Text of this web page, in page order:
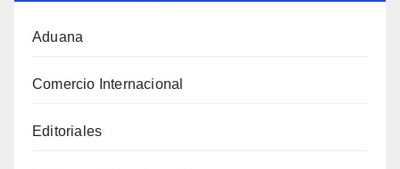
Aduana
Comercio Internacional
Editoriales